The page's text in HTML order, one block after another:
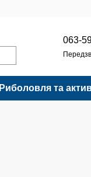
063-
Риболовля та